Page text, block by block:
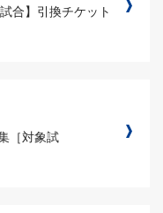
合】引換チケット
［対象試